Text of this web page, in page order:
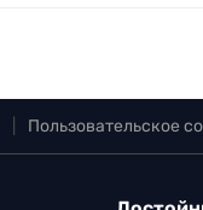
Пользовательское